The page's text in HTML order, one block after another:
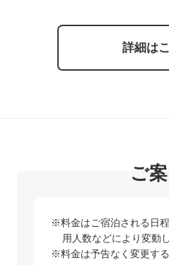
詳細は
ご
料金はご宿泊される日
用人数などにより変動
料金は予告なく変更す